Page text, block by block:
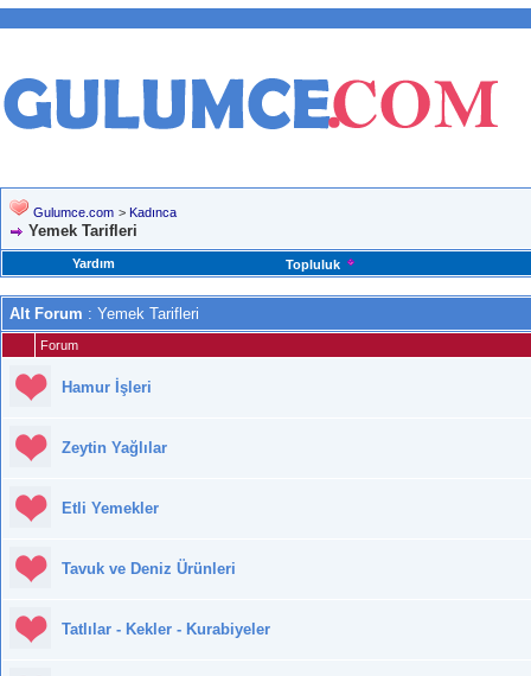
Gulumce.com > Kadınca
Yemek Tarifleri
Yardım Topluluk
Alt Forum : Yemek Tarifleri
Forum
Hamur İşleri
Zeytin Yağlılar
Etli Yemekler
Tavuk ve Deniz Ürünleri
Tatlılar - Kekler - Kurabiyeler